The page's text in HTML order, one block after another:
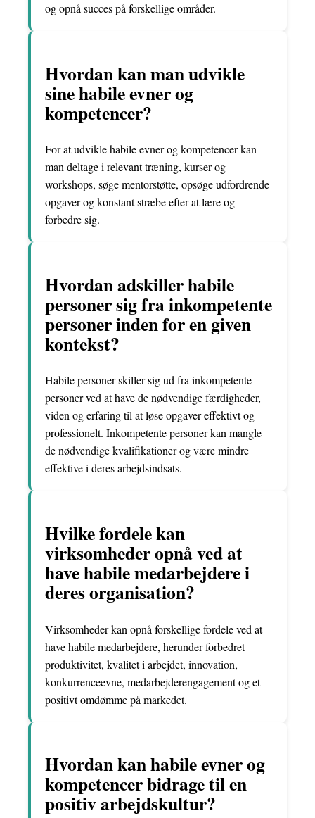
og opnå succes på forskellige områder.
Hvordan kan man udvikle
sine habile evner og
kompetencer?
For at udvikle habile evner og kompetencer kan
man deltage i relevant træning, kurser og
workshops, søge mentorstøtte, opsøge udfordrende
opgaver og konstant stræbe efter at lære og
forbedre sig.
Hvordan adskiller habile
personer sig fra inkompetente
personer inden for en given
kontekst?
Habile personer skiller sig ud fra inkompetente
personer ved at have de nødvendige færdigheder,
viden og erfaring til at løse opgaver effektivt og
professionelt. Inkompetente personer kan mangle
de nødvendige kvalifikationer og være mindre
effektive i deres arbejdsindsats.
Hvilke fordele kan
virksomheder opnå ved at
have habile medarbejdere i
deres organisation?
Virksomheder kan opnå forskellige fordele ved at
have habile medarbejdere, herunder forbedret
produktivitet, kvalitet i arbejdet, innovation,
konkurrenceevne, medarbejderengagement og et
positivt omdømme på markedet.
Hvordan kan habile evner og
kompetencer bidrage til en
positiv arbejdskultur?